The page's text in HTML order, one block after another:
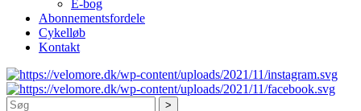
E-bog
Abonnementsfordele
Cykelløb
Kontakt
Søg